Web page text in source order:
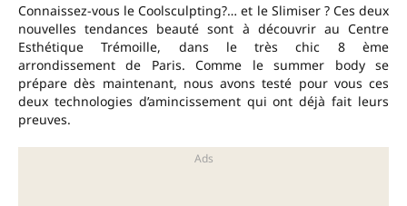
Connaissez-vous le Coolsculpting?… et le Slimiser ? Ces deux
nouvelles tendances beauté sont à découvrir au Centre
Esthétique Trémoille, dans le très chic 8 ème
arrondissement de Paris. Comme le summer body se
prépare dès maintenant, nous avons testé pour vous ces
deux technologies d’amincissement qui ont déjà fait leurs
preuves.